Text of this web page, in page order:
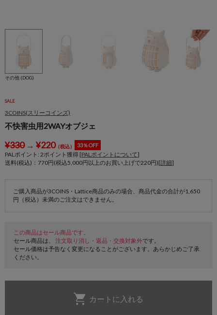
その他 (DOG)
SALE
3COINS(スリーコインズ)
不快害虫用2WAYオブジェ
¥330→ ¥220（税込） 33％OFF
PALポイント: 2ポイント獲得 [PALポイントについて]
送料(税込)：770円(税込5,000円以上のお買い上げで220円)[詳細]
ご購入商品が3COINS・Lattice商品のみの場合、商品代金の合計が1,650
円（税込）未満のご注文はできません。
この商品はセール商品です。
セール商品は、 注文取り消し・返品・交換対象外です。
セール価格は予告なく変更になることがございます。あらかじめご了承
ください。